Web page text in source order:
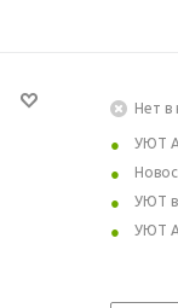
Нет в
УЮТ
УЮТ в
УЮТ